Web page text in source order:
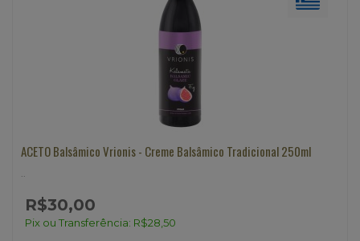
ACETO Balsâmico Vrionis - Creme Balsâmico Tradicional 250ml
R$30,00
Pix ou Transferência: R$28,50